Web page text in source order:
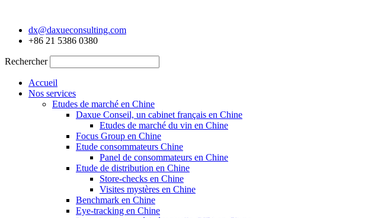
contenudx@daxueconsulting.com
+86 21 5386 0380
Rechercher
Accueil
Nos services
Etudes de marché en Chine
Daxue Conseil, un cabinet français en Chine
Etudes de marché du vin en Chine
Focus Group en Chine
Etude consommateurs Chine
Panel de consommateurs en Chine
Etude de distribution en Chine
Store-checks en Chine
Visites mystères en Chine
Benchmark en Chine
Eye-tracking en Chine